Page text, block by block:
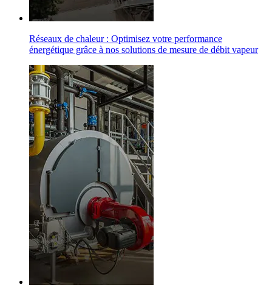
Réseaux de chaleur : Optimisez votre performance
énergétique grâce à nos solutions de mesure de débit vapeur